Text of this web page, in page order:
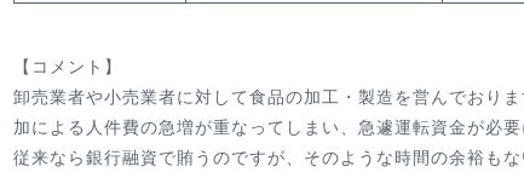
【コメント】
卸売業者や小売業者に対して食品の加工・製造を営んでおり
加による人件費の急増が重なってしまい、急遽運転資金が必要
従来なら銀行融資で賄うのですが、そのような時間の余裕も